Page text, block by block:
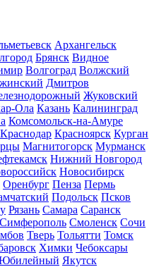
Архангельск
Брянск Видное
Волгоград Волжский
Дмитров
Жуковский
Ола Казань Калининград
Комсомольск-на-Амуре
Краснодар Красноярск Курган
Магнитогорск Мурманск
Нижний Новгород
Новосибирск
Оренбург Пенза Пермь
Подольск Псков
Рязань Самара Саранск
Симферополь Смоленск Сочи
Тверь Тольятти Томск
Химки Чебоксары
Якутск